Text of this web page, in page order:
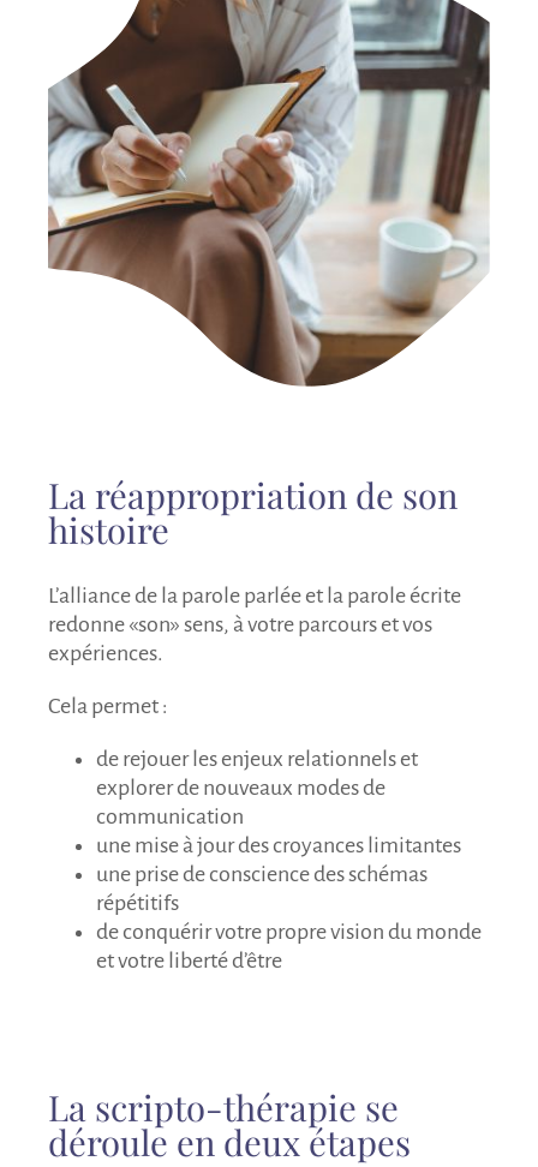
La réappropriation de son
histoire
L’alliance de la parole parlée et la parole écrite
redonne «son» sens, à votre parcours et vos
expériences.
Cela permet :
de rejouer les enjeux relationnels et
explorer de nouveaux modes de
communication
une mise à jour des croyances limitantes
une prise de conscience des schémas
répétitifs
de conquérir votre propre vision du monde
et votre liberté d’être
La scripto-thérapie se
déroule en deux étapes